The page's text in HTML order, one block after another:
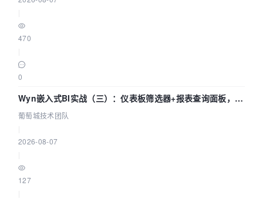
470
0
Wyn嵌入式BI实战（三）：仪表板筛选器+报表查询面板，参
数联动全闭环
葡萄城技术团队
2026-08-07
127